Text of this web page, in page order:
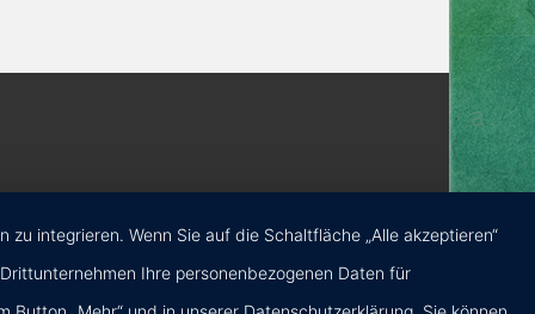
integrieren. Wenn Sie auf die Schaltfläche „Alle akzeptieren“
Ihre personenbezogenen Daten für